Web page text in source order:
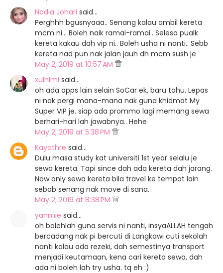
Nadia Johari said…
Perghhh bgusnyaaa.. Senang kalau ambil kereta
mcm ni... Boleh naik ramai-ramai.. Selesa pualk
kereta kakau dah vip ni.. Boleh usha ni nanti.. Sebb
kereta nad pun nak jalan jauh dh mcm sush je
May 2, 2019 at 10:57 AM
xulhlmi said…
oh ada apps lain selain SoCar ek, baru tahu. Lepas
ni nak pergi mana-mana nak guna khidmat My
Super VIP je. siap ada prommo lagi memang sewa
berhari-hari lah jawabnya.. Hehe
May 2, 2019 at 5:38 PM
Kayathre said…
Dulu masa study kat universiti 1st year selalu je
sewa kereta. Tapi since dah ada kereta dah jarang.
Now only sewa kereta bila travel ke tempat lain
sebab senang nak move di sana.
May 2, 2019 at 8:38 PM
yanmie said…
oh bolehlah guna servis ni nanti, insyaALLAH tengah
bercadang nak pi bercuti di Langkawi cuti sekolah
nanti kalau ada rezeki, dah semestinya transport
menjadi keutamaan, kena cari kereta sewa, dah
ada ni boleh lah try usha. tq eh :)